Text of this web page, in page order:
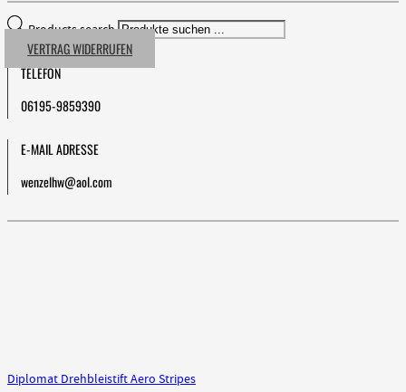
VERTRAG WIDERRUFEN
Products search
TELEFON
06195-9859390
E-MAIL ADRESSE
wenzelhw@aol.com
Diplomat Drehbleistift Aero Stripes